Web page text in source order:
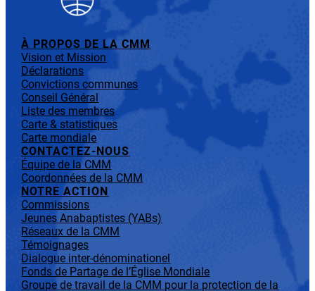
À PROPOS DE LA CMM
Vision et Mission
Déclarations
Convictions communes
Conseil Général
Liste des membres
Carte & statistiques
Carte mondiale
CONTACTEZ-NOUS
Équipe de la CMM
Coordonnées de la CMM
NOTRE ACTION
Commissions
Jeunes Anabaptistes (YABs)
Réseaux de la CMM
Témoignages
Dialogue inter-dénominationel
Fonds de Partage de l’Église Mondiale
Groupe de travail de la CMM pour la protection de la